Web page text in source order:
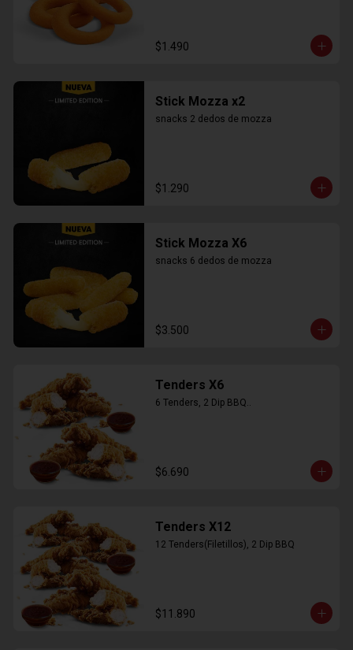
$1.490
Stick Mozza x2
snacks 2 dedos de mozza
$1.290
Stick Mozza X6
snacks 6 dedos de mozza
$3.500
Tenders X6
6 Tenders, 2 Dip BBQ..
$6.690
Tenders X12
12 Tenders(Filetillos), 2 Dip BBQ
$11.890